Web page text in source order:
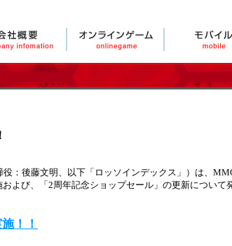
：後藤文明、以下「ロッソインデックス」）は、
よび、「2周年記念ショップセール」の更新について
！！